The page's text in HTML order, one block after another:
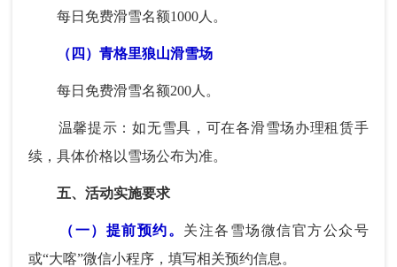
每日免费滑雪名额1000人。
（四）青格里狼山滑雪场
每日免费滑雪名额200人。
温馨提示：如无雪具，可在各滑雪场办理租赁手
续，具体价格以雪场公布为准。
五、活动实施要求
（一）提前预约。 关注各雪场微信官方公众号
或“大喀”微信小程序，填写相关预约信息。